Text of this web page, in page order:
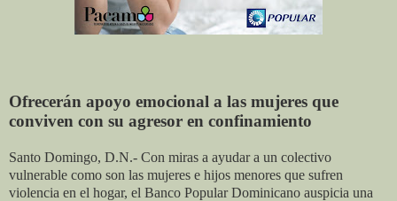
Ofrecerán apoyo emocional a las mujeres que
conviven con su agresor en confinamiento
Santo Domingo, D.N.- Con miras a ayudar a un colectivo
vulnerable como son las mujeres e hijos menores que sufren
violencia en el hogar, el Banco Popular Dominicano auspicia una